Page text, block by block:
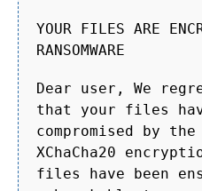
YOUR FILES ARE
RANSOMWARE
Dear user, We
that your files
compromised by
XChaCha20
files have been